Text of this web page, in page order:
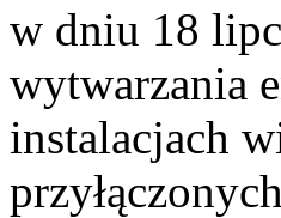
w dniu 18
wytwarzania
instalacjach